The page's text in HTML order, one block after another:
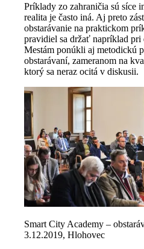
Príklady zo zahraničia sú síce
realita je často iná. Aj preto
obstarávanie na praktickom
pravidiel sa držať napríklad pri
Mestám ponúkli aj metodickú
obstarávaní, zameranom na
ktorý sa neraz ocitá v diskusii.
Smart City Academy –
3.12.2019, Hlohovec